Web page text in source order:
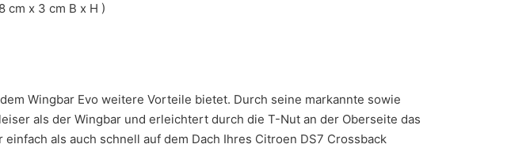
cm x 3 cm B x H )
Wingbar Evo weitere Vorteile bietet. Durch seine markannte sowie
als der Wingbar und erleichtert durch die T-Nut an der Oberseite das
als auch schnell auf dem Dach Ihres Citroen DS7 Crossback